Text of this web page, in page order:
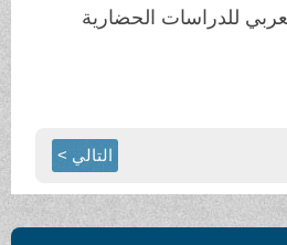
للدراسات الحضارية
التالي >